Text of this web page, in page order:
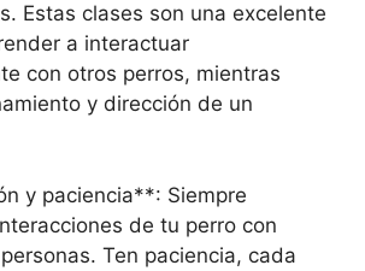
Estas clases son una excelente
a interactuar
con otros perros, mientras
y dirección de un
y paciencia**: Siempre
de tu perro con
Ten paciencia, cada